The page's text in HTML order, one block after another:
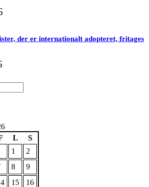
der er internationalt adopteret, fritages
L
S
1
2
8
9
15
16